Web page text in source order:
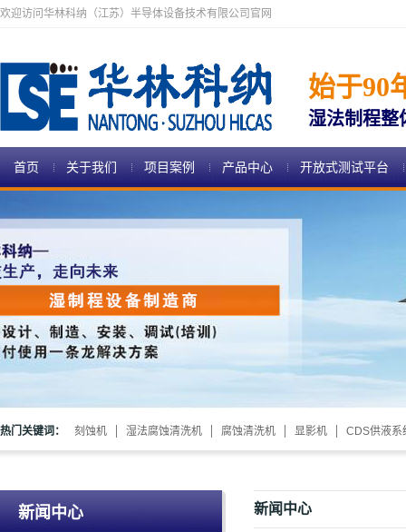
欢迎访问华林科纳（江苏）半导体设备技术有限公司官网
始于90
湿法制程整
首页 关于我们 项目案例 产品中心 开放式测试平台
热门关键词： 刻蚀机 湿法腐蚀清洗机 腐蚀清洗机 显影机 CDS供液系
新闻中心 新闻中心